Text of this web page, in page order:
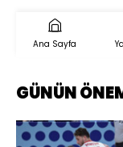
Ana Sayfa
GÜNÜN